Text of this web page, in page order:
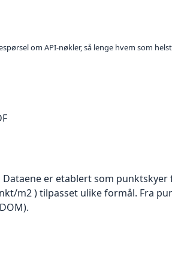
om API-nøkler, så lenge hvem som
er etablert som
m2 ) tilpasset ulike formål. Fra